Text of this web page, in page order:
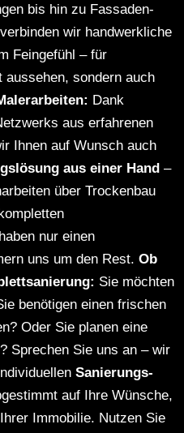
bis hin zu Fassaden-
wir handwerkliche
Feingefühl – für
sondern auch
Dank
aus erfahrenen
Ihnen auf Wunsch auch
aus einer Hand –
über Trockenbau
nur einen
uns um den Rest. Ob
Sie möchten
benötigen einen frischen
Oder Sie planen eine
Sprechen Sie uns an – wir
Sanierungs-
auf Ihre Wünsche,
Immobilie. Nutzen Sie